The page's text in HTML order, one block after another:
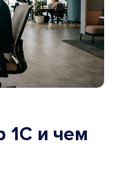
1С и чем